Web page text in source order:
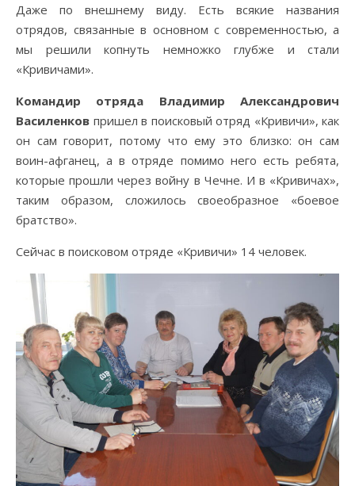
Даже по внешнему виду. Есть всякие названия
отрядов, связанные в основном с современностью, а
мы решили копнуть немножко глубже и стали
«Кривичами».
Командир отряда Владимир Александрович
Василенков пришел в поисковый отряд «Кривичи», как
он сам говорит, потому что ему это близко: он сам
воин-афганец, а в отряде помимо него есть ребята,
которые прошли через войну в Чечне. И в «Кривичах»,
таким образом, сложилось своеобразное «боевое
братство».
Сейчас в поисковом отряде «Кривичи» 14 человек.